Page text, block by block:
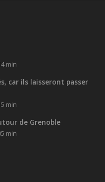
min
car ils laisseront passer
min
de Grenoble
min